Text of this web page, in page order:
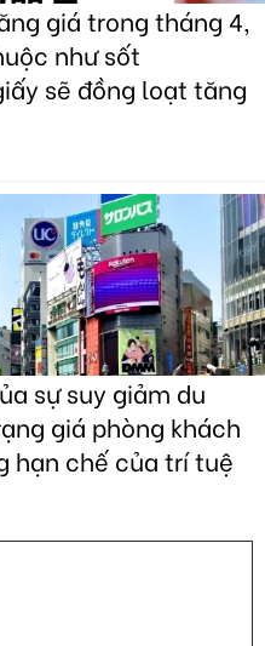
giá trong tháng 4,
như sốt
sẽ đồng loạt tăng
sự suy giảm du
giá phòng khách
hạn chế của trí tuệ